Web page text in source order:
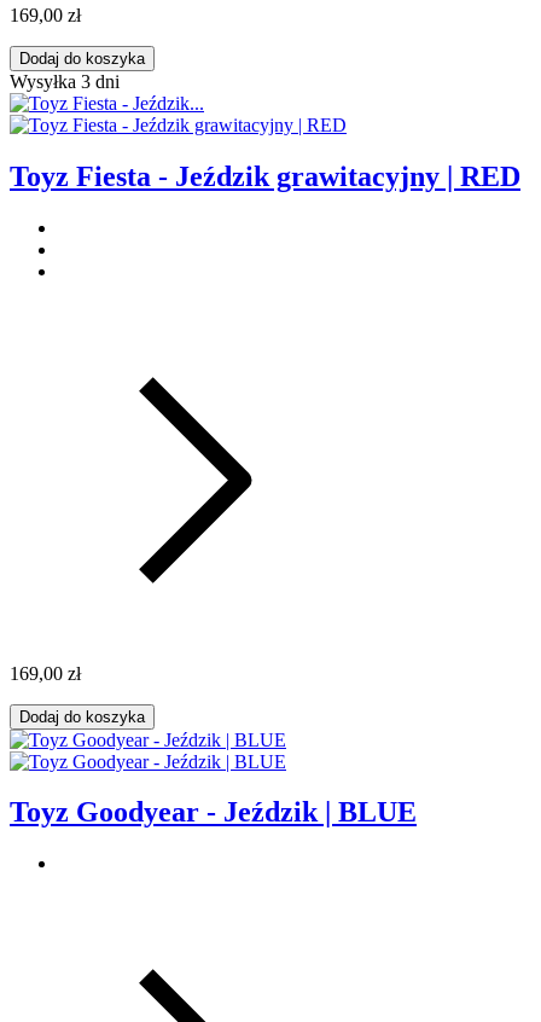
169,00 zł
Dodaj do koszyka
Wysyłka 3 dni
Toyz Fiesta - Jeździk grawitacyjny | RED
169,00 zł
Dodaj do koszyka
Toyz Goodyear - Jeździk | BLUE